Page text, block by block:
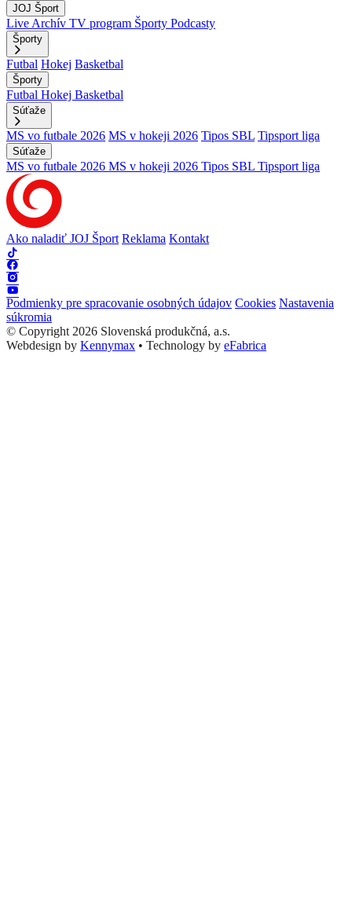
JOJ Šport
Live Archív TV program Športy Podcasty
Športy
Futbal Hokej Basketbal
Športy
Futbal Hokej Basketbal
Súťaže
MS vo futbale 2026 MS v hokeji 2026 Tipos SBL Tipsport liga
Súťaže
MS vo futbale 2026 MS v hokeji 2026 Tipos SBL Tipsport liga
Ako naladiť JOJ Šport Reklama Kontakt
Podmienky pre spracovanie osobných údajov Cookies Nastavenia
súkromia
© Copyright 2026 Slovenská produkčná, a.s.
Webdesign by Kennymax • Technology by eFabrica